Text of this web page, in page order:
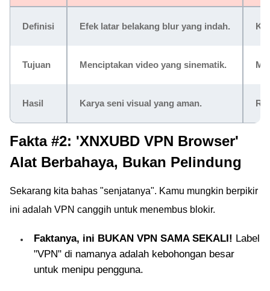
Definisi Efek latar belakang blur yang indah.
Tujuan Menciptakan video yang sinematik.
Hasil Karya seni visual yang aman.
Fakta #2: 'XNXUBD VPN Browser'
Alat Berbahaya, Bukan Pelindung
Sekarang kita bahas "senjatanya". Kamu mungkin berpikir
ini adalah VPN canggih untuk menembus blokir.
Faktanya, ini BUKAN VPN SAMA SEKALI! Label
"VPN" di namanya adalah kebohongan besar
untuk menipu pengguna.